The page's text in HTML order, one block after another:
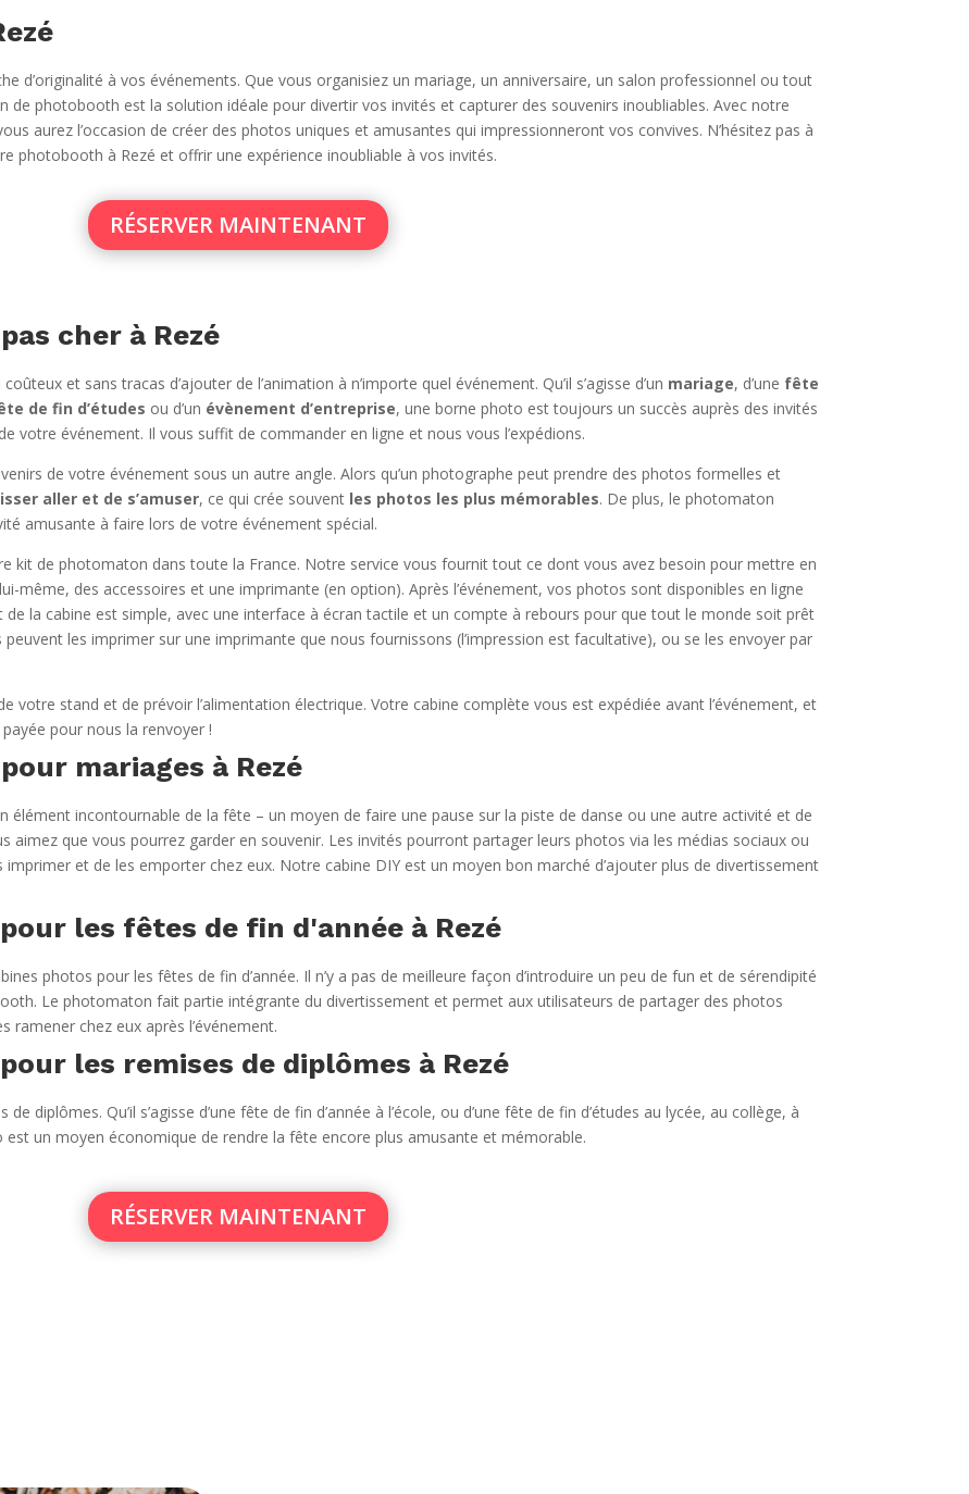
d’originalité à vos événements. Que vous organisiez un mariage, un anniversaire, un salon professionnel ou tout
de photobooth est la solution idéale pour divertir vos invités et capturer des souvenirs inoubliables. Avec notre
aurez l’occasion de créer des photos uniques et amusantes qui impressionneront vos convives. N’hésitez pas à
photobooth à Rezé et offrir une expérience inoubliable à vos invités.
RÉSERVER MAINTENANT
cher à Rezé
et sans tracas d’ajouter de l’animation à n’importe quel événement. Qu’il s’agisse d’un mariage, d’une fête
de fin d’études ou d’un évènement d’entreprise, une borne photo est toujours un succès auprès des invités
votre événement. Il vous suffit de commander en ligne et nous vous l’expédions.
de votre événement sous un autre angle. Alors qu’un photographe peut prendre des photos formelles et
aller et de s’amuser, ce qui crée souvent les photos les plus mémorables. De plus, le photomaton
amusante à faire lors de votre événement spécial.
kit de photomaton dans toute la France. Notre service vous fournit tout ce dont vous avez besoin pour mettre en
même, des accessoires et une imprimante (en option). Après l’événement, vos photos sont disponibles en ligne
la cabine est simple, avec une interface à écran tactile et un compte à rebours pour que tout le monde soit prêt
les imprimer sur une imprimante que nous fournissons (l’impression est facultative), ou se les envoyer par
votre stand et de prévoir l’alimentation électrique. Votre cabine complète vous est expédiée avant l’événement, et
pour nous la renvoyer !
mariages à Rezé
élément incontournable de la fête – un moyen de faire une pause sur la piste de danse ou une autre activité et de
aimez que vous pourrez garder en souvenir. Les invités pourront partager leurs photos via les médias sociaux ou
imprimer et de les emporter chez eux. Notre cabine DIY est un moyen bon marché d’ajouter plus de divertissement
les fêtes de fin d'année à Rezé
photos pour les fêtes de fin d’année. Il n’y a pas de meilleure façon d’introduire un peu de fun et de sérendipité
Le photomaton fait partie intégrante du divertissement et permet aux utilisateurs de partager des photos
ramener chez eux après l’événement.
les remises de diplômes à Rezé
diplômes. Qu’il s’agisse d’une fête de fin d’année à l’école, ou d’une fête de fin d’études au lycée, au collège, à
est un moyen économique de rendre la fête encore plus amusante et mémorable.
RÉSERVER MAINTENANT